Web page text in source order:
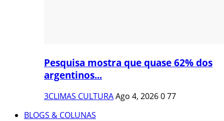
Pesquisa mostra que quase 62% dos
argentinos...
3CLIMAS CULTURAAgo 4, 2026077
BLOGS & COLUNAS